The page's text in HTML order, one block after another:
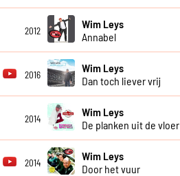
2012
Wim Leys
Annabel
2016
Wim Leys
Dan toch liever vrij
2014
Wim Leys
De planken uit de vloer
2014
Wim Leys
Door het vuur